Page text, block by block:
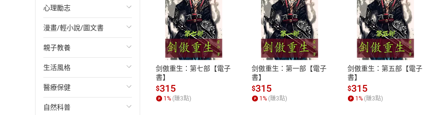
財務/金融
管理/領導
職場工作術
成功法
行銷/廣告
傳記
日本文學
韓國文學
華文文學
經典文學
成長/家庭生活小說
懸疑/推理小說
國際關係
政治
社會科學
台灣/中國歷史
日/韓歷史
其他歷史/史學
心理勵志
心靈成長/情緒
人際關係
兩性關係
心理學
漫畫/輕小說/圖文書
輕小說
奇幻/科幻
愛情故事
職場/社會寫實
親子教養
教育現場
兒童文學/故事
兒童科普/學習
生活風格
飲食/食譜
健身/美顏
醫療保健
健康/養生
自然科普
付款方式
ATM轉帳、信用卡、LINE PAY、AFTEE
退換貨規範
本店是否提供消費者保護法七日猶
之權利，遽消費者保護法及通訊交
除權合理例外情事適用準則，依商
質各有不同規定。詳細退換貨說明
照各商品說明。
剑傲重生：第七部【電子
書】
$315
1 % (賺3點)
剑傲重生：第一部【電子
書】
$315
1 % (賺3點)
剑傲重生：第五部【電子
書】
$315
1 % (賺3點)